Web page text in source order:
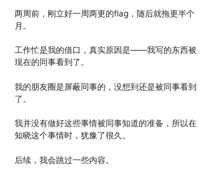
两周前，刚立好一周两更的flag，随后就拖更半个
月。
工作忙是我的借口，真实原因是——我写的东西被
现在的同事看到了。
我的朋友圈是屏蔽同事的，没想到还是被同事看到
了。
我并没有做好这些事情被同事知道的准备，所以在
知晓这个事情时，犹豫了很久。
后续，我会跳过一些内容。